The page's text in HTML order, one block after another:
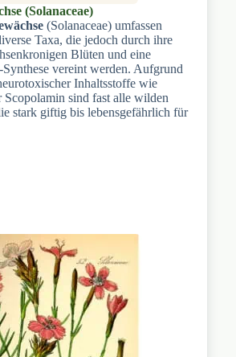
(Solanaceae)
(Solanaceae) umfassen
Taxa, die jedoch durch ihre
Blüten und eine
vereint werden. Aufgrund
Inhaltsstoffe wie
sind fast alle wilden
stark giftig bis lebensgefährlich für